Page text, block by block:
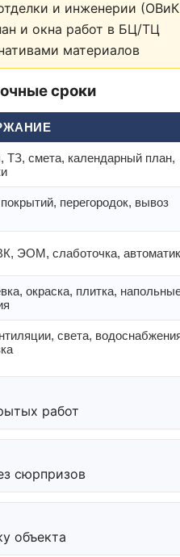
и инженерии
и окна работ в БЦ/ТЦ
материалов
сроки
ТЗ, смета, календарный план,
перегородок, вывоз
ЭОМ, слаботочка,
окраска, плитка,
света,
работ
сюрпризов
объекта